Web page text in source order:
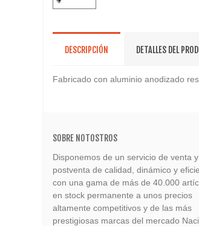
DESCRIPCIÓN DETALLES DEL
Fabricado con aluminio anodizado
SOBRE NOTOSTROS
Disponemos de un servicio de venta y
postventa de calidad, dinámico y
con una gama de más de 40.000
en stock permanente a unos precios
altamente competitivos y de las más
prestigiosas marcas del mercado